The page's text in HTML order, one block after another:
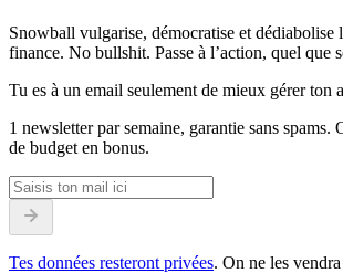
Snowball vulgarise, démocratise et dédiabolise
finance. No bullshit. Passe à l’action, quel que
Tu es à un email seulement de mieux gérer ton
1 newsletter par semaine, garantie sans spams.
de budget en bonus.
Tes données resteront privées. On ne les